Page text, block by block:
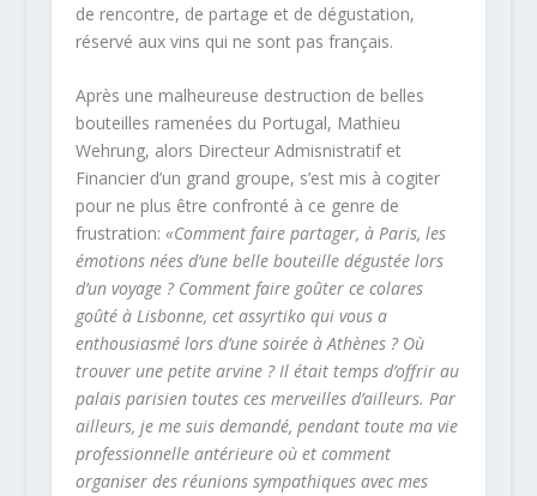
de rencontre, de partage et de dégustation,
réservé aux vins qui ne sont pas français.
Après une malheureuse destruction de belles
bouteilles ramenées du Portugal, Mathieu
Wehrung, alors Directeur Admisnistratif et
Financier d’un grand groupe, s’est mis à cogiter
pour ne plus être confronté à ce genre de
frustration: «Comment faire partager, à Paris, les
émotions nées d’une belle bouteille dégustée lors
d’un voyage ? Comment faire goûter ce colares
goûté à Lisbonne, cet assyrtiko qui vous a
enthousiasmé lors d’une soirée à Athènes ? Où
trouver une petite arvine ? Il était temps d’offrir au
palais parisien toutes ces merveilles d’ailleurs. Par
ailleurs, je me suis demandé, pendant toute ma vie
professionnelle antérieure où et comment
organiser des réunions sympathiques avec mes